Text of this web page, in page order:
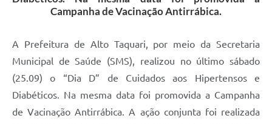
Campanha de Vacinação Antirrábica.
A Prefeitura de Alto Taquari, por meio da Secretaria
Municipal de Saúde (SMS), realizou no último sábado
(25.09) o “Dia D” de Cuidados aos Hipertensos e
Diabéticos. Na mesma data foi promovida a Campanha
de Vacinação Antirrábica. A ação conjunta foi realizada